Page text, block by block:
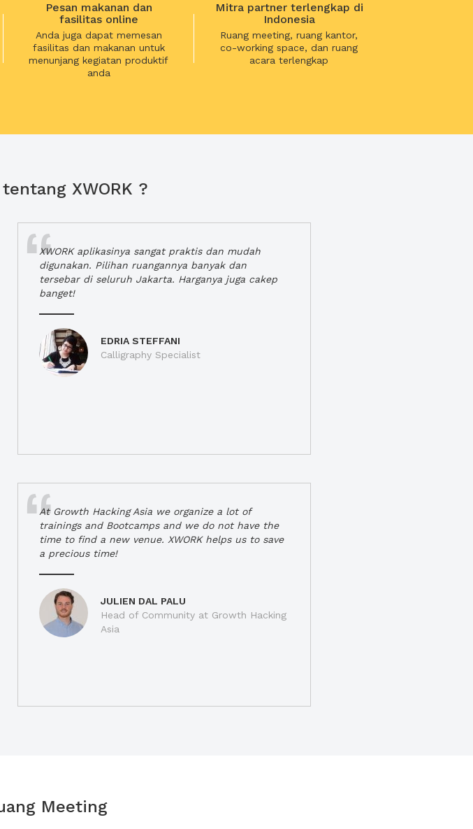
Pesan makanan dan
fasilitas online
Anda juga dapat memesan
fasilitas dan makanan untuk
menunjang kegiatan produktif
anda
Mitra partner terlengkap di
Indonesia
Ruang meeting, ruang kantor,
co-working space, dan ruang
acara terlengkap
XWORK ?
XWORK aplikasinya sangat praktis dan mudah
digunakan. Pilihan ruangannya banyak dan
tersebar di seluruh Jakarta. Harganya juga cakep
banget!
EDRIA STEFFANI
Calligraphy Specialist
At Growth Hacking Asia we organize a lot of
trainings and Bootcamps and we do not have the
time to find a new venue. XWORK helps us to save
a precious time!
JULIEN DAL PALU
Head of Community at Growth Hacking
Asia
Meeting